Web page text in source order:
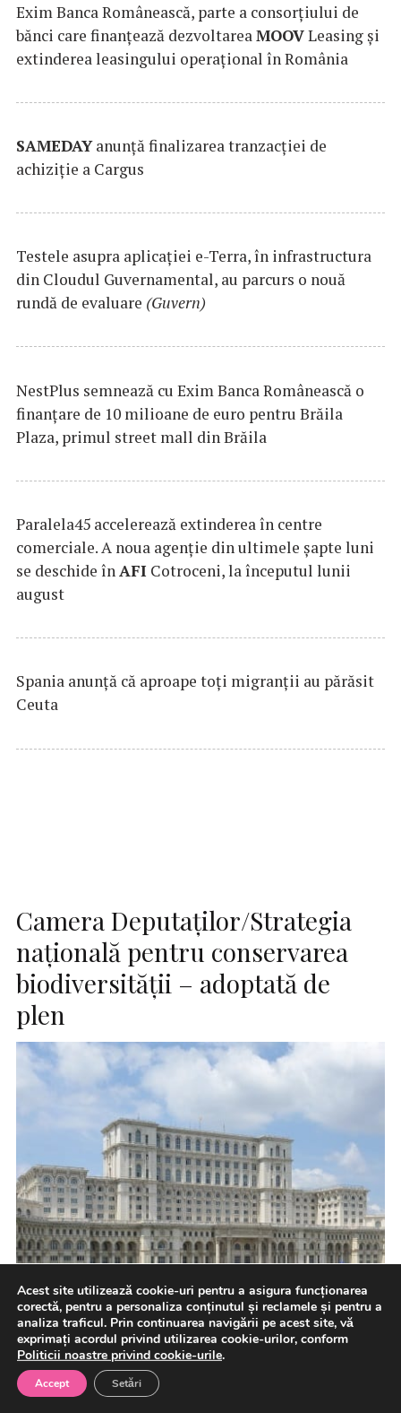
Exim Banca Românească, parte a consorțiului de
bănci care finanțează dezvoltarea MOOVLeasing și
extinderea leasingului operațional în România
SAMEDAYanunță finalizarea tranzacției de
achiziție a Cargus
Testele asupra aplicaţiei e-Terra, în infrastructura
din Cloudul Guvernamental, au parcurs o nouă
rundă de evaluare (Guvern)
NestPlus semnează cu Exim Banca Românească o
finanțare de 10 milioane de euro pentru Brăila
Plaza, primul street mall din Brăila
Paralela45 accelerează extinderea în centre
comerciale. A noua agenție din ultimele șapte luni
se deschide înAFI Cotroceni, la începutul lunii
august
Spania anunţă că aproape toţi migranţii au părăsit
Ceuta
Camera Deputaţilor/Strategia
naţională pentru conservarea
biodiversităţii – adoptată de
plen
Acest site utilizează cookie-uri pentru a asigura funcționarea
corectă, pentru a personaliza conținutul și reclamele și pentru a
analiza traficul. Prin continuarea navigării pe acest site, vă
exprimați acordul privind utilizarea cookie-urilor, conform
Politicii noastre privind cookie-urile.
Accept Setări